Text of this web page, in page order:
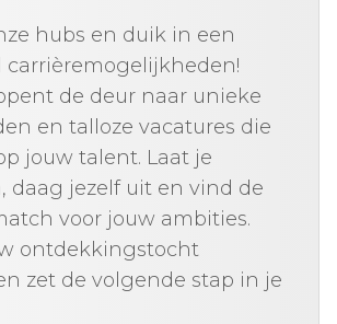
hubs en duik in een
carrièremogelijkheden!
de deur naar unieke
en talloze vacatures die
jouw talent. Laat je
daag jezelf uit en vind de
voor jouw ambities.
ontdekkingstocht
zet de volgende stap in je